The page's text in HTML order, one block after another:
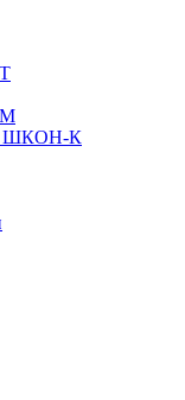
ШКОН-К